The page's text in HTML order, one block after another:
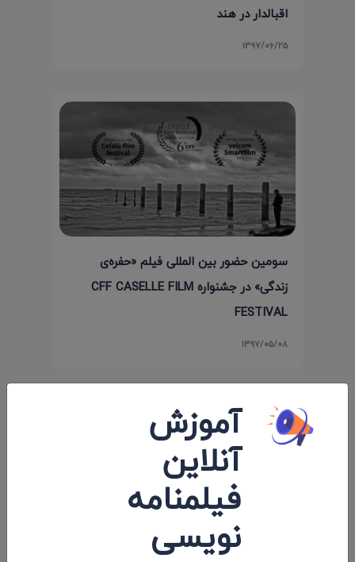
اقبالدار در هند
۱۳۹۷/۰۶/۲۵
سومین حضور بین المللی فیلم «حفره‌ی
زندگی» در جشنواره CFF CASELLE FILM
FESTIVAL
۱۳۹۷/۰۵/۰۸
نظرات 0
اولین کامنت و یا نظر را شما ثبت کنید.
آموزش
آنلاین
فیلمنامه
نویسی